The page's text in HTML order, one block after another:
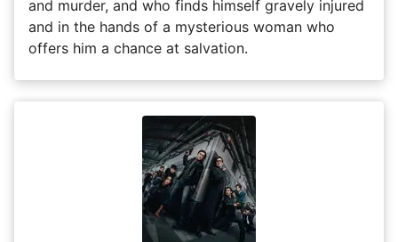
and murder, and who finds himself gravely injured
and in the hands of a mysterious woman who
offers him a chance at salvation.